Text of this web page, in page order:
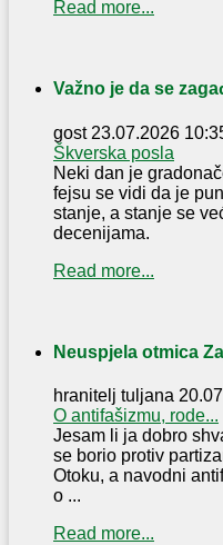
Read more...
Važno je da se
gost 23.07.2026
Škverska posla
Neki dan je
fejsu se vidi da je
stanje, a stanje se
decenijama.
Read more...
Neuspjela otmica
hranitelj tuljana
O antifašizmu, rode...
Jesam li ja dobro
se borio protiv
Otoku, a navodni
o ...
Read more...